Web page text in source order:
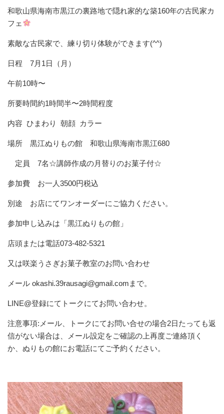
和歌山県海南市黒江の裏路地で隠れ家的な築160年の古民家カ
フェ
素敵な古民家で、練り切り体験ができます(^^)
日程 7月 1日（月）
午前10時〜
所要時間約1時間半〜2時間程度
内容 ひまわり 朝顔 カラー
場所 黒江ぬりもの館 和歌山県海南市黒江680
定員 7名☆講師作成の月替りのお菓子付☆
参加費 お一人3500円税込
別途 お店にてワンオーダーにご協力ください。
参加申し込みは「黒江ぬりもの館」
店頭または電話073-482-5321
又は咲楽うさぎお菓子教室のお問い合わせ
メール okashi.39rausagi@gmail.com まで。
LINE@登録にてトークにてお問い合わせ。
注意事項: メール、トークにてお問い合せの場合2日たっても返
信がない場合は、メール設定をご確認の上再度ご連絡頂く
か、ぬりもの館にお電話にてご予約ください。